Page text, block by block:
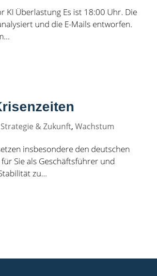
KI Überlastung Es ist 18:00 Uhr. Die
und die E-Mails entworfen.
Strategie & Zukunft,Wachstum
insbesondere den deutschen
Sie als Geschäftsführer und
zu...